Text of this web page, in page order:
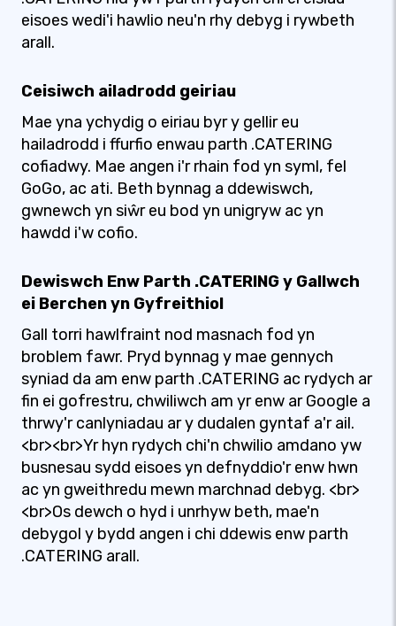
eisoes wedi'i hawlio neu'n rhy debyg i rywbeth
arall.
Ceisiwch ailadrodd geiriau
Mae yna ychydig o eiriau byr y gellir eu
hailadrodd i ffurfio enwau parth .CATERING
cofiadwy. Mae angen i'r rhain fod yn syml, fel
GoGo, ac ati. Beth bynnag a ddewiswch,
gwnewch yn siŵr eu bod yn unigryw ac yn
hawdd i'w cofio.
Dewiswch Enw Parth .CATERING y Gallwch
ei Berchen yn Gyfreithiol
Gall torri hawlfraint nod masnach fod yn
broblem fawr. Pryd bynnag y mae gennych
syniad da am enw parth .CATERING ac rydych ar
fin ei gofrestru, chwiliwch am yr enw ar Google a
thrwy'r canlyniadau ar y dudalen gyntaf a'r ail.
<br><br>Yr hyn rydych chi'n chwilio amdano yw
busnesau sydd eisoes yn defnyddio'r enw hwn
ac yn gweithredu mewn marchnad debyg. <br>
<br>Os dewch o hyd i unrhyw beth, mae'n
debygol y bydd angen i chi ddewis enw parth
.CATERING arall.